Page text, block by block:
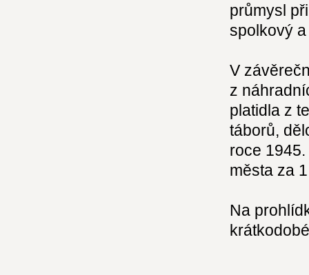
průmysl
spolkový
V
z
platidla z
táborů,
roce
města za
Na